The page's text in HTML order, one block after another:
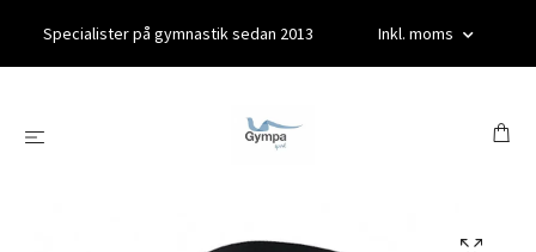
Specialister på gymnastik sedan 2013 Inkl. moms